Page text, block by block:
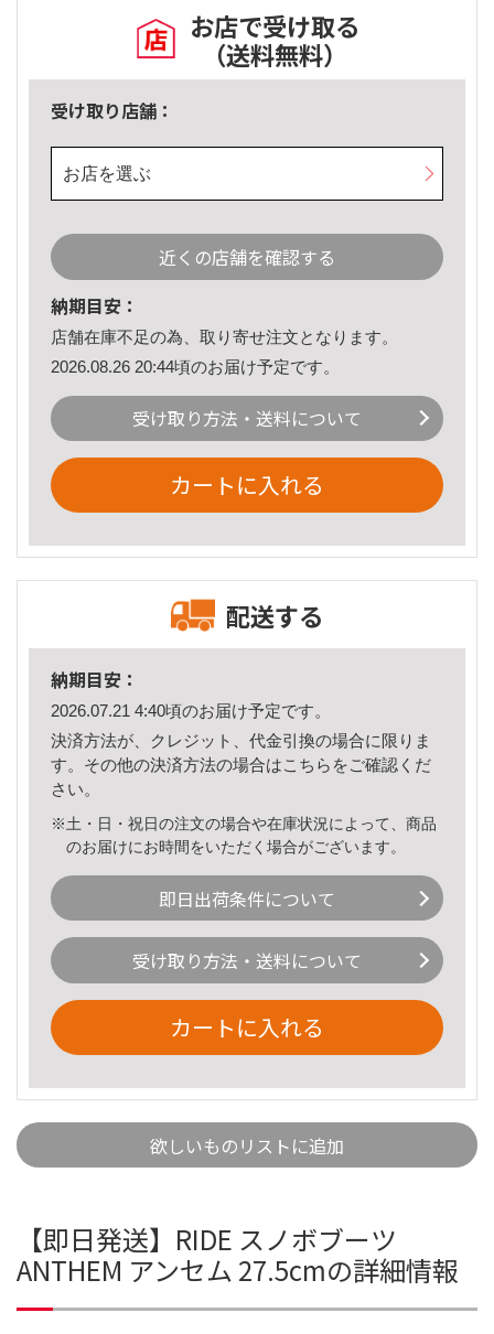
お店で受け取る
（送料無料）
受け取り店舗：
お店を選ぶ
近くの店舗を確認する
納期目安：
店舗在庫不足の為、取り寄せ注文となります。
2026.08.26 20:44頃のお届け予定です。
受け取り方法・送料について
カートに入れる
配送する
納期目安：
2026.07.21 4:40頃のお届け予定です。
決済方法が、クレジット、代金引換の場合に限りま
す。その他の決済方法の場合はこちら をご確認くだ
さい。
※土・日・祝日の注文の場合や在庫状況によって、商品
のお届けにお時間をいただく場合がございます。
即日出荷条件について
受け取り方法・送料について
カートに入れる
欲しいものリストに追加
【即日発送】RIDE スノボブーツ
ANTHEM アンセム 27.5cmの詳細情報